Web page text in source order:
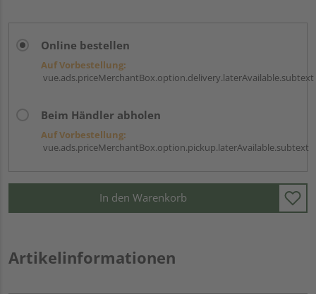
Online bestellen
Auf Vorbestellung:
vue.ads.priceMerchantBox.option.delivery.laterAvailable.subtext
Beim Händler abholen
Auf Vorbestellung:
vue.ads.priceMerchantBox.option.pickup.laterAvailable.subtext
In den Warenkorb
Artikelinformationen